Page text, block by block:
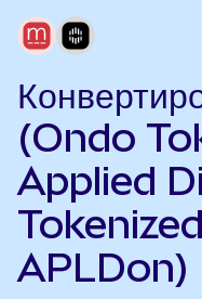
(Ondo
Applied
APLDon)